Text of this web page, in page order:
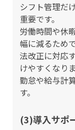
シフト管理だ
重要です。
労働時間や休
幅に減るためで
法改正に対応
けやすくなりま
勤怠や給与計
す。
(3)導入サポ